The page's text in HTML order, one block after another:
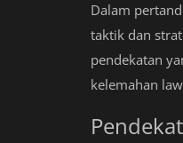
Dalam
taktik dan
pendekatan
kelemahan